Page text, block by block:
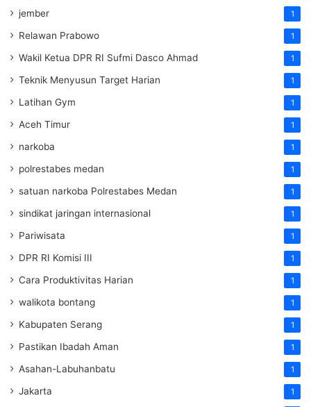
jember 1
Relawan Prabowo 1
Wakil Ketua DPR RI Sufmi Dasco Ahmad 1
Teknik Menyusun Target Harian 1
Latihan Gym 1
Aceh Timur 1
narkoba 1
polrestabes medan 1
satuan narkoba Polrestabes Medan 1
sindikat jaringan internasional 1
Pariwisata 1
DPR RI Komisi III 1
Cara Produktivitas Harian 1
walikota bontang 1
Kabupaten Serang 1
Pastikan Ibadah Aman 1
Asahan-Labuhanbatu 1
Jakarta 1